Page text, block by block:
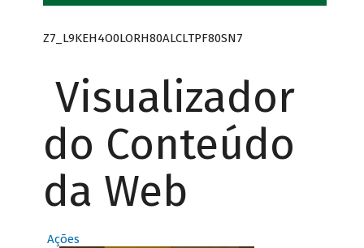
Z7_L9KEH4O0LORH80ALCLTPF80SN7
Visualizador
do Conteúdo
da Web
Ações